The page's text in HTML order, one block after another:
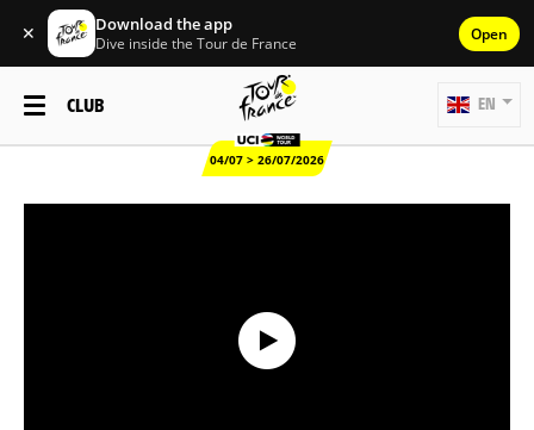
✕ Download the app
Dive inside the Tour de France Open
CLUB
04/07 > 26/07/2026
EN